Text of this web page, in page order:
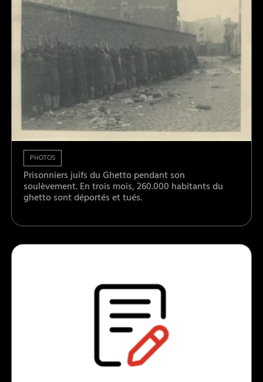
PHOTOS
Prisonniers juifs du Ghetto pendant son
soulèvement. En trois mois, 260.000 habitants du
ghetto sont déportés et tués.